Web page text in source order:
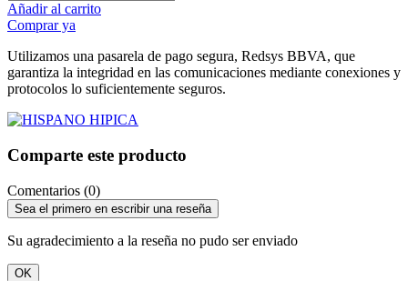
Añadir al carrito
Comprar ya
Utilizamos una pasarela de pago segura, Redsys BBVA, que
garantiza la integridad en las comunicaciones mediante conexiones y
protocolos lo suficientemente seguros.
Comparte este producto
Comentarios (0)
Sea el primero en escribir una reseña
Su agradecimiento a la reseña no pudo ser enviado
OK